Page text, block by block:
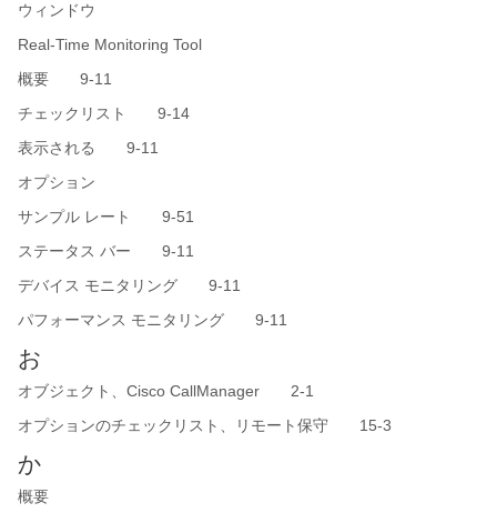
ウィンドウ
Real-Time Monitoring Tool
概要 9-11
チェックリスト 9-14
表示される 9-11
オプション
サンプル レート 9-51
ステータス バー 9-11
デバイス モニタリング 9-11
パフォーマンス モニタリング 9-11
お
オブジェクト、Cisco CallManager 2-1
オプションのチェックリスト、リモート保守 15-3
か
概要